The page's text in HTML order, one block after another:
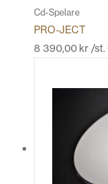
Cd-Spelare
PRO-JECT
8 390,00 kr /st.